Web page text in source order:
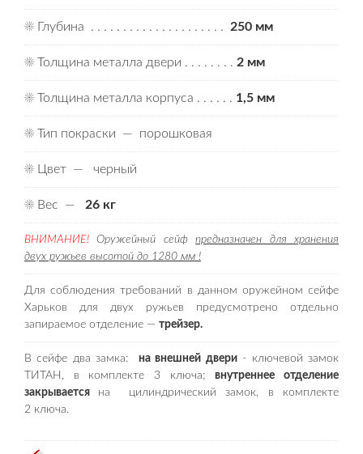
☀ Глубина . . . . . . . . . . . . . . . . . . . . . 250 мм
☀ Толщина металла двери . . . . . . . . 2 мм
☀ Толщина металла корпуса . . . . . . 1,5 мм
☀ Тип покраски — порошковая
☀ Цвет — черный
☀ Вес — 26 кг
ВНИМАНИЕ! Оружейный сейфпредназначен для хранения
двух ружьев высотой до 1280 мм !
Для соблюдения требований в данном оружейном сейфе
Харьков для двух ружьев предусмотрено отдельно
запираемое отделение — трейзер.
В сейфе два замка: на внешней двери- ключевой замок
ТИТАН, в комплекте 3 ключа;внутреннее отделение
закрывается на цилиндрический замок, в комплекте
2 ключа.